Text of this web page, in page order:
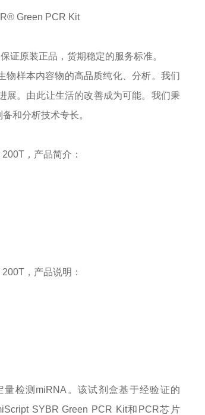
Green PCR Kit
证原装正品，货期稳定的服务标准。
物样本内容物的高品质纯化、分析。我们
展。由此让生活的改善成为可能。我们秉
和分析技术专长。
200T ， 产品简介：
200T ， 产品说明 ：
量检测miRNA。该试剂盒基于经验证的
SYBR Green PCR Kit和PCR芯片